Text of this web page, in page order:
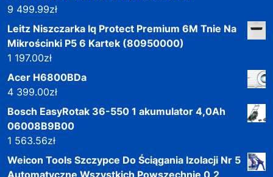
9 499.99zł
Leitz Niszczarka Iq Protect Premium 6M Tnie Na
Mikrościnki P5 6 Kartek (80950000)
1 197.00zł
Acer H6800BDa
4 399.00zł
Bosch EasyRotak 36-550 1 akumulator 4,0Ah
06008B9B00
1 563.56zł
Weicon Tools Szczypce Do Ściągania Izolacji Nr 5
Automatyczne Wszystkich Powszechnie 0,2